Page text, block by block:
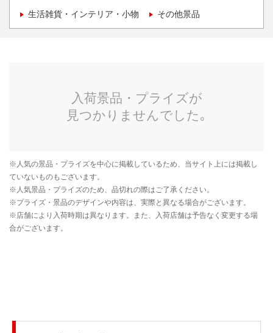
生活雑貨・インテリア・小物 その他景品